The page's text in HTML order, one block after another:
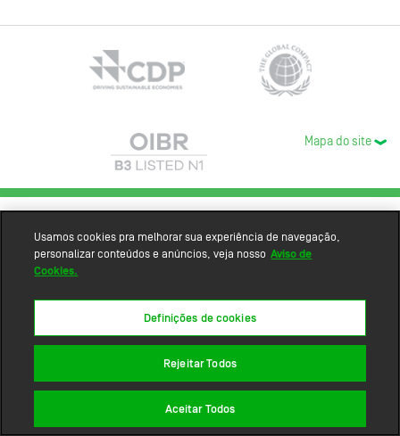
Mapa do site
Usamos cookies pra melhorar sua experiência de navegação,
personalizar conteúdos e anúncios, veja nosso Aviso de
Cookies.
Definições de cookies
Rejeitar Todos
Aceitar Todos